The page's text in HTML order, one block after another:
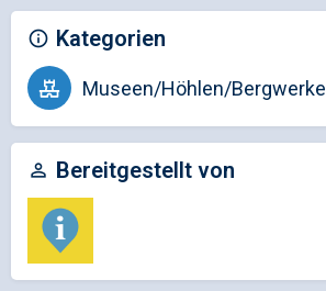
Kategorien
Museen/Höhlen/Bergwerke
Bereitgestellt von